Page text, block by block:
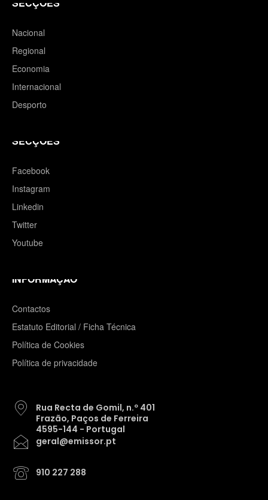
Nacional
Regional
Economia
Internacional
Desporto
SECÇÕES
Facebook
Instagram
Linkedin
Twitter
Youtube
INFORMAÇÃO
Contactos
Estatuto Editorial / Ficha Técnica
Política de Cookies
Política de privacidade
Rua Recta de Gomil, n.º 401
Frazão, Paços de Ferreira
4595-144 - Portugal
geral@emissor.pt
910 227 288